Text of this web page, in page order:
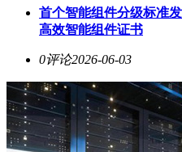
首个智能组件分级标准
高效智能组件证书
0评论2026-06-03